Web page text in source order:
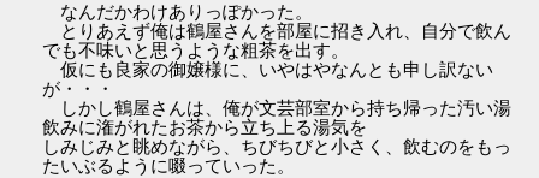
なんだかわけありっぽかった。
とりあえず俺は鶴屋さんを部屋に招き入れ、自分で飲ん
でも不味いと思うような粗茶を出す。
仮にも良家の御嬢様に、いやはやなんとも申し訳ない
が・・・
しかし鶴屋さんは、俺が文芸部室から持ち帰った汚い湯
飲みに潅がれたお茶から立ち上る湯気を
しみじみと眺めながら、ちびちびと小さく、飲むのをもっ
たいぶるように啜っていった。